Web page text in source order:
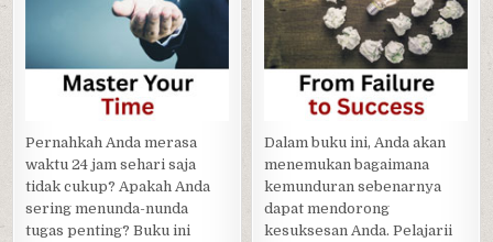
Pernahkah Anda merasa
waktu 24 jam sehari saja
tidak cukup? Apakah Anda
sering menunda-nunda
tugas penting? Buku ini
in
Dalam buku ini, Anda akan
menemukan bagaimana
kemunduran sebenarnya
dapat mendorong
kesuksesan Anda. Pelajarii